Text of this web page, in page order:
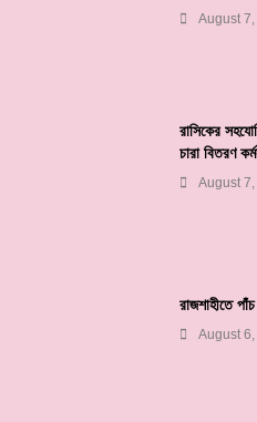
August
রাসিকের
চারা বিতরণ
August
রাজশাহীতে
August